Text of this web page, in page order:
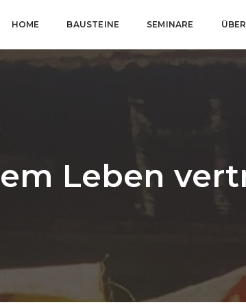
HOME BAUSTEINE SEMINARE
Leben